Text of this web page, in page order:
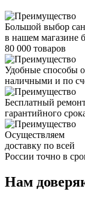
Большой выбор
в нашем магазине
80 000 товаров
Удобные способы
наличными и по
Бесплатный
гарантийного
Осуществляем
доставку по всей
России точно в
Нам